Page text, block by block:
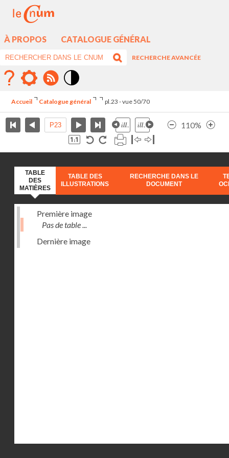
À PROPOS CATALOGUE GÉNÉRAL
RECHERCHE AVANCÉE
élévé
Accueil Catalogue général pl.23 - vue 50/70
110%
TABLE
DES
MATIÈRES
TABLE DES
ILLUSTRATIONS
RECHERCHE DANS LE
DOCUMENT
Première image
Pas de table ...
Dernière image